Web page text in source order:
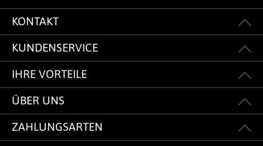
KONTAKT
KUNDENSERVICE
IHRE VORTEILE
ÜBER UNS
ZAHLUNGSARTEN